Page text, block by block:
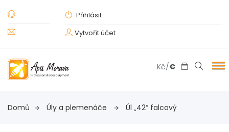
Přihlásit
Vytvořit účet
Kč/€
Domů Úly a plemenáče Úl „42“ falcový